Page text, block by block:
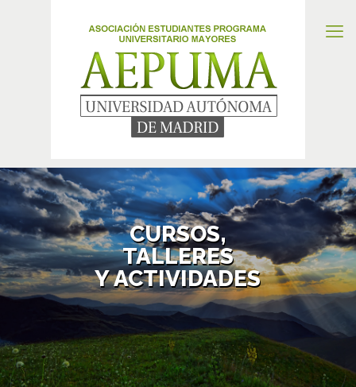
CURSOS,
TALLERES
Y ACTIVIDADES